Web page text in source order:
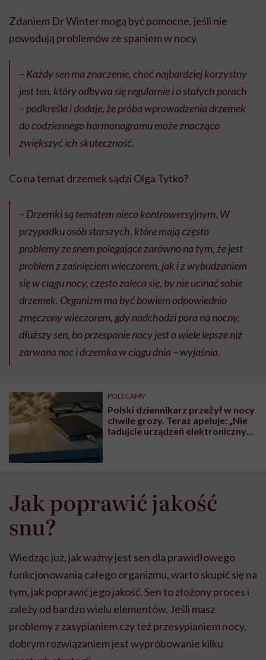
Zdaniem Dr Winter mogą być pomocne, jeśli nie
powodują problemów ze spaniem w nocy.
– Każdy sen ma znaczenie, choć najbardziej korzystny
jest ten, który odbywa się regularnie i o stałych porach
– podkreśla i dodaje, że próba wprowadzenia drzemek
do codziennego harmonogramu może znacząco
zwiększyć ich skuteczność.
Co na temat drzemek sądzi Olga Tytko?
– Drzemki są tematem nieco kontrowersyjnym. W
przypadku osób starszych, które mają często
problemy ze snem polegające zarówno na tym, że jest
problem z zaśnięciem wieczorem, jak i z wybudzaniem
się w ciągu nocy, często zaleca się, by nie ucinać sobie
drzemek. Organizm ma być bowiem odpowiednio
zmęczony wieczorem, gdy nadchodzi pora na nocny,
dłuższy sen, bo przespanie nocy jest o wiele lepsze niż
zarwana noc i drzemka w ciągu dnia – wyjaśnia.
POLECAMY
Polski dziennikarz przeżył w nocy
chwile grozy. Teraz apeluje: „Nie
ładujcie urządzeń elektronicznych
Jak poprawić jakość
snu?
Wiedząc już, jak ważny jest sen dla prawidłowego
funkcjonowania całego organizmu, warto skupić się na
tym, jak poprawić jego jakość. Sen to złożony proces i
zależy od bardzo wielu elementów. Jeśli masz
problemy z zasypianiem czy też przesypianiem nocy,
dobrym rozwiązaniem jest wypróbowanie kilku